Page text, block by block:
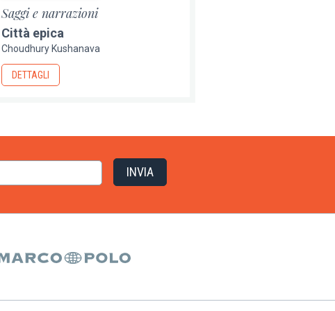
Saggi e narrazioni
Città epica
Choudhury Kushanava
DETTAGLI